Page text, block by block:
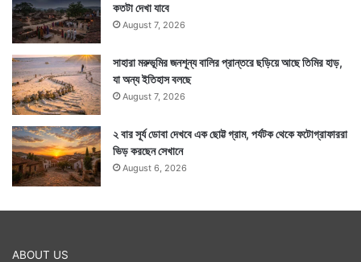
কতটা দেখা যাবে
August 7, 2026
সাহারা মরুভূমির জনশূন্য বালির প্রান্তরে ছড়িয়ে আছে তিমির হাড়,
যা অন্য ইতিহাস বলছে
August 7, 2026
২ বার সূর্য ডোবা দেখবে এক ছোট্ট গ্রাম, পর্যটক থেকে ফটোগ্রাফাররা
ভিড় করছেন সেখানে
August 6, 2026
ABOUT US